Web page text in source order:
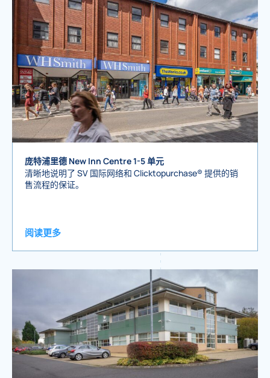
庞特浦里德 New Inn Centre 1-5 单元
清晰地说明了 SV 国际网络和 Clicktopurchase® 提供的销
售流程的保证。
阅读更多